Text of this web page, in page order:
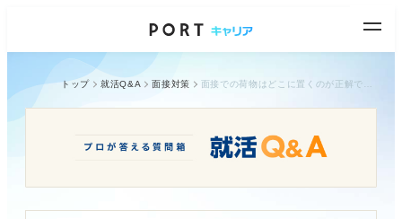
トップ 就活Q&A 面接対策